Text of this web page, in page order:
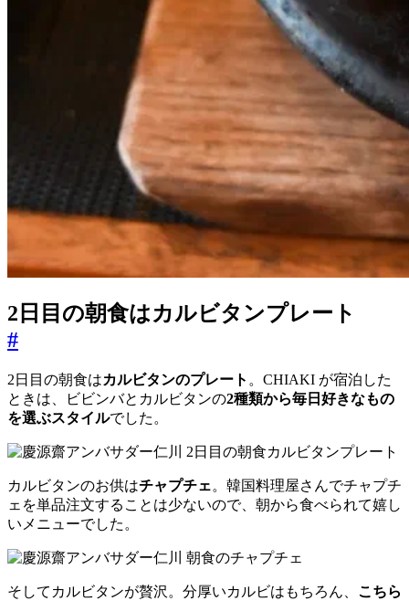
2日目の朝食はカルビタンプレート
#
2日目の朝食はカルビタンのプレート 。CHIAKI が宿泊した
ときは、ビビンバとカルビタンの2種類から毎日好きなもの
を選ぶスタイルでした。
カルビタンのお供はチャプチェ。韓国料理屋さんでチャプチ
ェを単品注文することは少ないので、朝から食べられて嬉し
いメニューでした。
そしてカルビタンが贅沢。分厚いカルビはもちろん、 こちら